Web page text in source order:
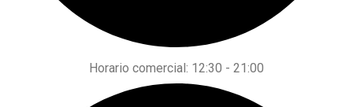
Horario comercial: 12:30 - 21:00